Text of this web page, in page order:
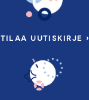
TILAA UUTISKIRJE ›